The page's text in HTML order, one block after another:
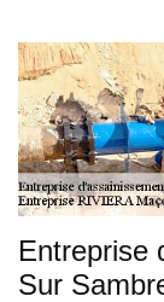
Entreprise
Sur